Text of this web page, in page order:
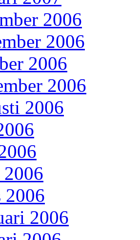
2006
2006
2006
2006
2006
2006
2006